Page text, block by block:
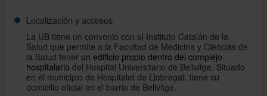
Localización y accesos
La UB tiene un convenio con el Instituto Catalán de la
Salud que permite a la Facultad de Medicina y Ciencias de
la Salud tener un edificio propio dentro del complejo
hospitalario del Hospital Universitario de Bellvitge. Situado
en el municipio de Hospitalet de Llobregat, tiene su
domicilio oficial en el barrio de Bellvitge.